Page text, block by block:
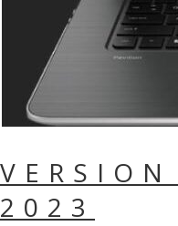
2023